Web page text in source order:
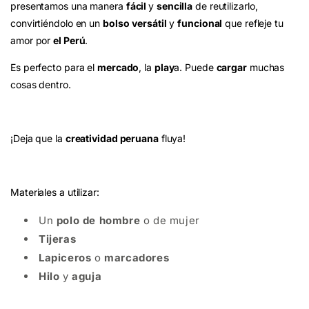
presentamos una manera fácily sencilla de reutilizarlo,
convirtiéndolo en un bolso versátil yfuncional que refleje tu
amor porel Perú.
Es perfecto para el mercado, la playa. Puede cargarmuchas
cosas dentro.
¡Deja que la creatividad peruanafluya!
Materiales a utilizar:
Un polo de hombre o de mujer
Tijeras
Lapiceros o marcadores
Hilo yaguja